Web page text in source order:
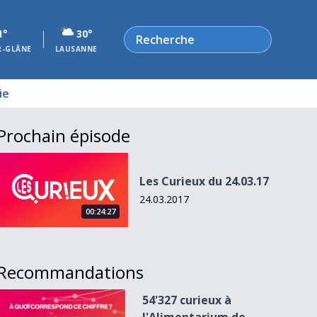
GLÂNE
30°
LAUSANNE
Rechercher
épisode
00:24:27
Les Curieux du 24.03.17
24.03.2017
54&#039;327 curieux à l&#039;Alimentarium de Vevey
54'327 curieux à